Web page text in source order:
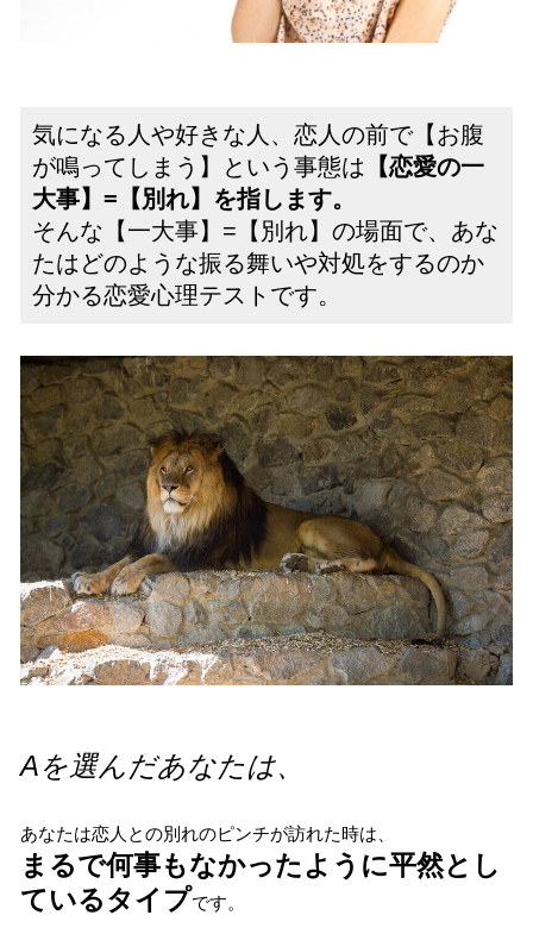
気になる人や好きな人、恋人の前で【お腹
が鳴ってしまう】という事態は 【恋愛の一
大事】=【別れ】を指します。
そんな【一大事】=【別れ】の場面で、あな
たはどのような振る舞いや対処をするのか
分かる恋愛心理テストです。
Aを選んだあなたは、
あなたは恋人との別れのピンチが訪れた時は、
まるで何事もなかったように平然とし
ているタイプです。